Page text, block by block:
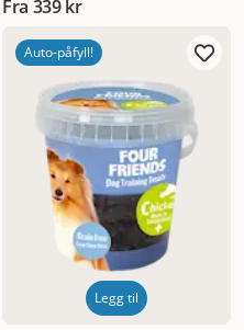
Fra 339 kr
Auto-påfyll!
Legg til